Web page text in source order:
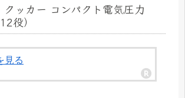
クッカー コンパクト電気圧力
役）
見る